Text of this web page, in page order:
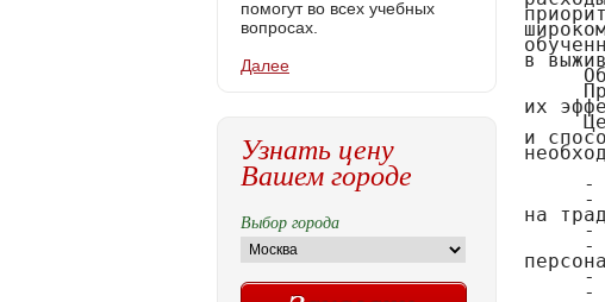
помогут во всех учебных
вопросах.
Далее
Узнать цену
Вашем городе
Выбор города